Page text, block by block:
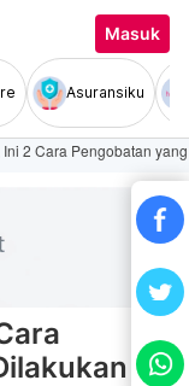
Masuk
Asuransiku
2 Cara Pengobatan